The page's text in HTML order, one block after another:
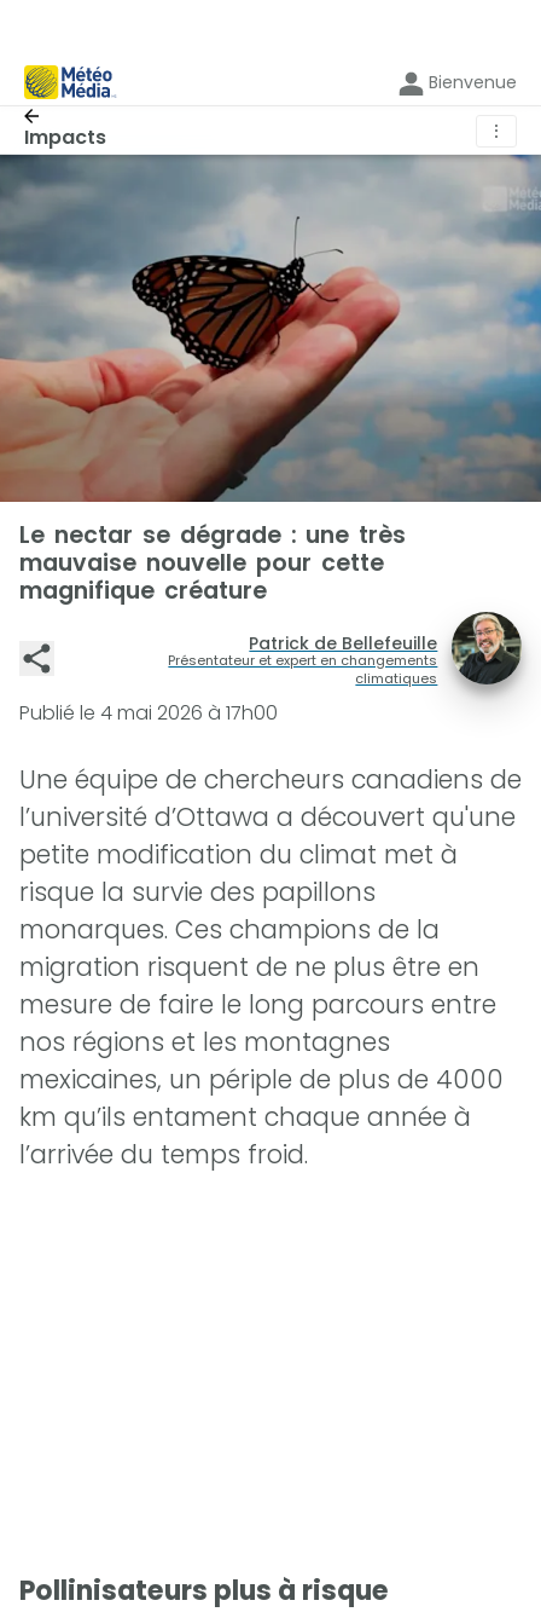
Bienvenue
Impacts ⋮
Le nectar se dégrade : une très
mauvaise nouvelle pour cette
magnifique créature
Patrick de Bellefeuille
Présentateur et expert en changements
climatiques
Publié le 4 mai 2026 à 17h00
Une équipe de chercheurs canadiens de
l’université d’Ottawa a découvert qu'une
petite modification du climat met à
risque la survie des papillons
monarques. Ces champions de la
migration risquent de ne plus être en
mesure de faire le long parcours entre
nos régions et les montagnes
mexicaines, un périple de plus de 4000
km qu’ils entament chaque année à
l’arrivée du temps froid.
Pollinisateurs plus à risque